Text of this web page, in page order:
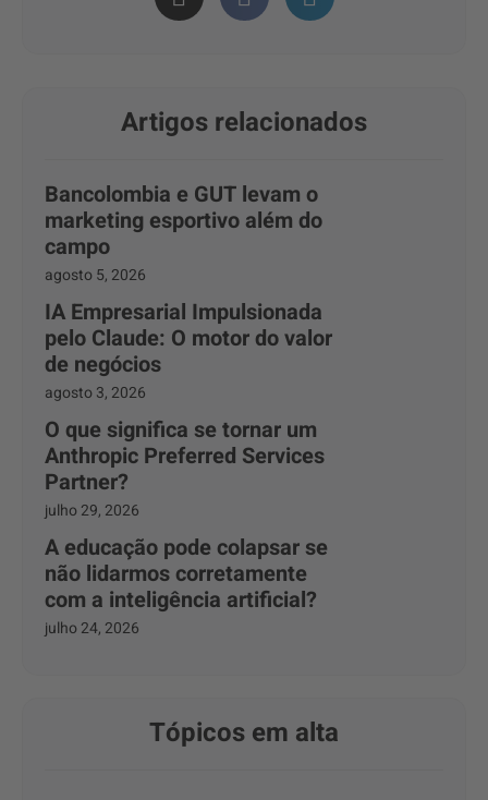
Artigos relacionados
Bancolombia e GUT levam o
marketing esportivo além do
campo
agosto 5, 2026
IA Empresarial Impulsionada
pelo Claude: O motor do valor
de negócios
agosto 3, 2026
O que significa se tornar um
Anthropic Preferred Services
Partner?
julho 29, 2026
A educação pode colapsar se
não lidarmos corretamente
com a inteligência artificial?
julho 24, 2026
Tópicos em alta